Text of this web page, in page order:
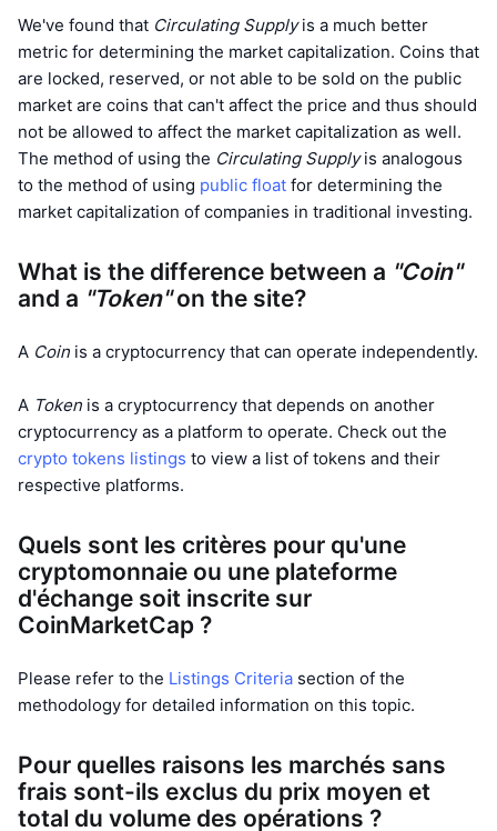
Sports
Finance
Technologie
NFT
Ventes à venir
RSI
MACD
Produits dérivés
Vue d'ensemble
Liquidations
Vidéos
Glossaire
Campagnes
Airdrops
Récompenses de Diamant
Calendrier des ICO
Calendrier des événements
We've found that Circulating Supplyis a much better
metric for determining the market capitalization. Coins that
are locked, reserved, or not able to be sold on the public
market are coins that can't affect the price and thus should
not be allowed to affect the market capitalization as well.
The method of using the Circulating Supplyis analogous
to the method of using public float for determining the
market capitalization of companies in traditional investing.
What is the difference between a "Coin"
and a "Token"on the site?
A Coin is a cryptocurrency that can operate independently.
A Token is a cryptocurrency that depends on another
cryptocurrency as a platform to operate. Check out the
crypto tokens listings to view a list of tokens and their
respective platforms.
Quels sont les critères pour qu'une
cryptomonnaie ou une plateforme
d'échange soit inscrite sur
CoinMarketCap ?
Please refer to the Listings Criteria section of the
methodology for detailed information on this topic.
Pour quelles raisons les marchés sans
frais sont-ils exclus du prix moyen et
total du volume des opérations ?